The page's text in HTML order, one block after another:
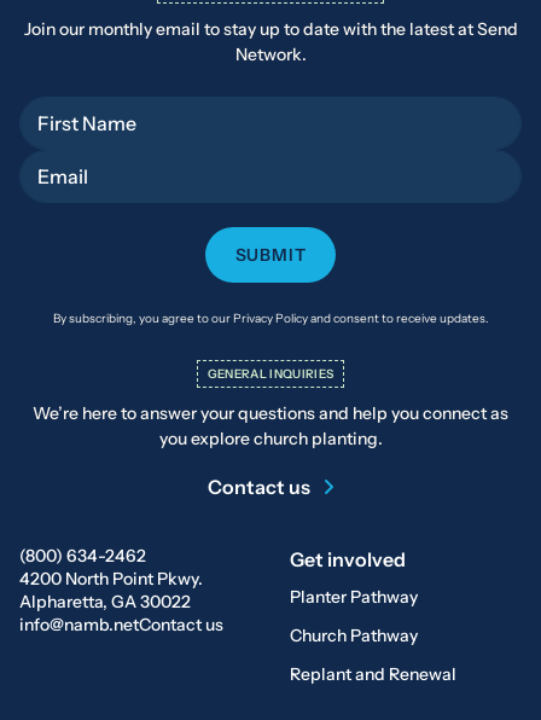
(800) 634-2462
4200 North Point Pkwy.
Alpharetta, GA 30022
info@namb.netContact us
Get involved
Planter Pathway
Church Pathway
Replant and Renewal
Join our monthly email to stay up to date with the latest at Send
Network.
By subscribing, you agree to our Privacy Policy and consent to receive updates.
GENERAL INQUIRIES
We’re here to answer your questions and help you connect as
you explore church planting.
Contact us